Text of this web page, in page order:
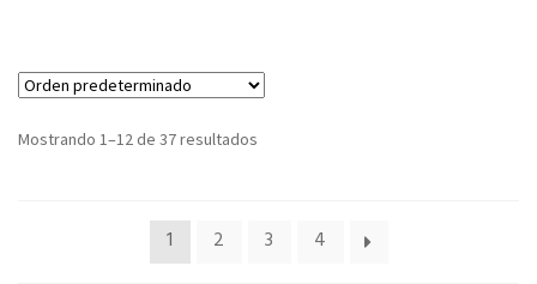
Mostrando 1–12 de 37 resultados
1 2 3 4